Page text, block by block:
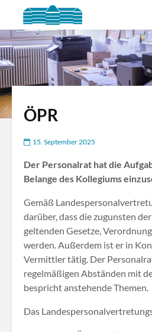
ÖPR
15. September 2025
Der Personalrat hat die
Belange des Kollegiums
Gemäß
darüber, dass die zugunsten
geltenden Gesetze,
werden. Außerdem ist er in
Vermittler tätig. Der
regelmäßigen Abständen mit
bespricht anstehende Themen.
Das